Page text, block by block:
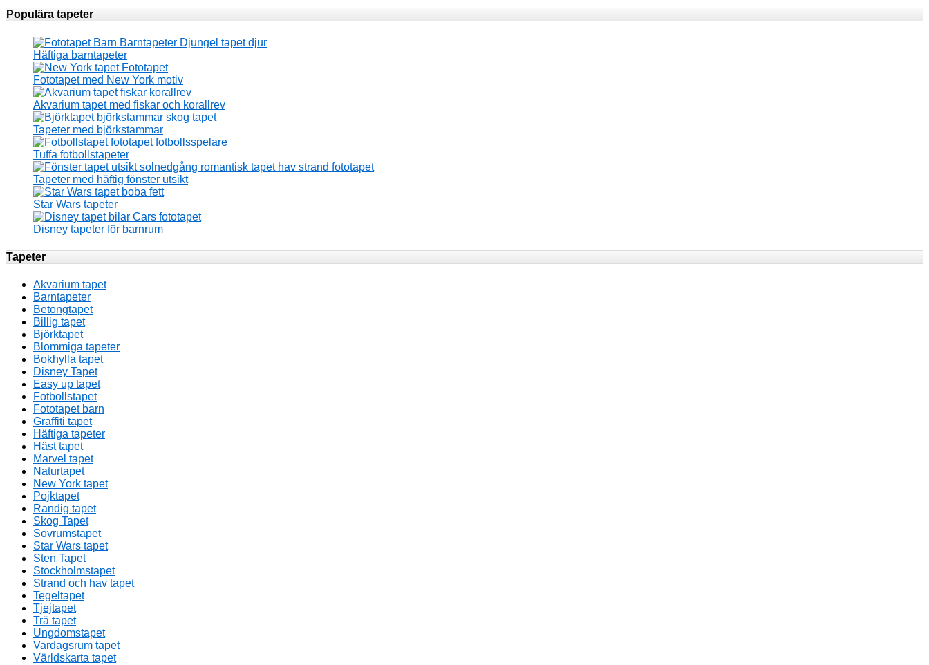
Populära tapeter
Häftiga barntapeter
Fototapet med New York motiv
Akvarium tapet med fiskar och korallrev
Tapeter med björkstammar
Tuffa fotbollstapeter
Tapeter med häftig fönster utsikt
Star Wars tapeter
Disney tapeter för barnrum
Tapeter
Akvarium tapet
Barntapeter
Betongtapet
Billig tapet
Björktapet
Blommiga tapeter
Bokhylla tapet
Disney Tapet
Easy up tapet
Fotbollstapet
Fototapet barn
Graffiti tapet
Häftiga tapeter
Häst tapet
Marvel tapet
Naturtapet
New York tapet
Pojktapet
Randig tapet
Skog Tapet
Sovrumstapet
Star Wars tapet
Sten Tapet
Stockholmstapet
Strand och hav tapet
Tegeltapet
Tjejtapet
Trä tapet
Ungdomstapet
Vardagsrum tapet
Världskarta tapet